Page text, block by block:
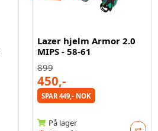
Lazer hjelm Armor 2.0
MIPS - 58-61
899
450,-
SPAR 449,- NOK
På lager